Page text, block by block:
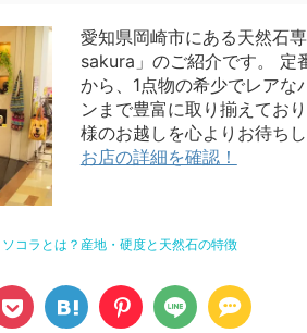
愛知県岡崎市にある天然石
sakura」のご紹介です。 定
から、1点物の希少でレアな
ンまで豊富に取り揃えてお
様のお越しを心よりお待ちし
お店の詳細を確認！
ソコラとは？産地・硬度と天然石の特徴